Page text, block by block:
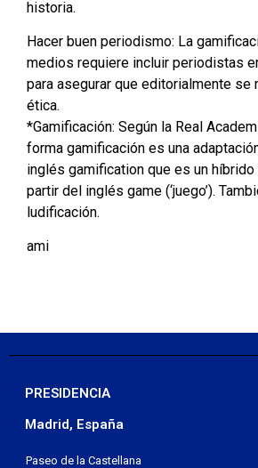
historia.
Hacer buen periodismo: La
medios requiere incluir periodistas
para asegurar que editorialmente se
ética.
*Gamificación: Según la Real
forma gamificación es una
inglés gamification que es un
partir del inglés game (‘juego’).
ludificación.
ami
PRESIDENCIA
Madrid, España
Paseo de la Castellana